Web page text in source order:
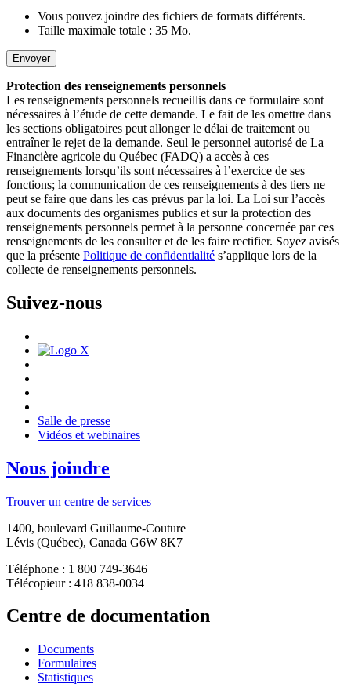
Vous pouvez joindre des fichiers de formats différents.
Taille maximale totale : 35 Mo.
Protection des renseignements personnels
Les renseignements personnels recueillis dans ce formulaire sont
nécessaires à l’étude de cette demande. Le fait de les omettre dans
les sections obligatoires peut allonger le délai de traitement ou
entraîner le rejet de la demande. Seul le personnel autorisé de La
Financière agricole du Québec (FADQ) a accès à ces
renseignements lorsqu’ils sont nécessaires à l’exercice de ses
fonctions; la communication de ces renseignements à des tiers ne
peut se faire que dans les cas prévus par la loi. La Loi sur l’accès
aux documents des organismes publics et sur la protection des
renseignements personnels permet à la personne concernée par ces
renseignements de les consulter et de les faire rectifier. Soyez avisés
que la présente Politique de confidentialité s’applique lors de la
collecte de renseignements personnels.
Suivez-nous
Salle de presse
Vidéos et webinaires
Nous joindre
Trouver un centre de services
1400, boulevard Guillaume-Couture
Lévis (Québec), Canada G6W 8K7
Téléphone : 1 800 749-3646
Télécopieur : 418 838-0034
Centre de documentation
Documents
Formulaires
Statistiques